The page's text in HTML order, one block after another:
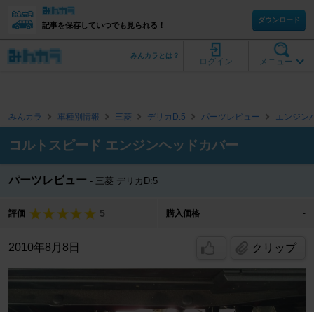
記事を保存していつでも見られる！
ダウンロード
メニュー
ログイン
みんカラとは？
みんカラ 車種別情報 三菱 デリカD:5 パーツレビュー エンジン
コルトスピード エンジンヘッドカバー
パーツレビュー 三菱 デリカD:5
評価 5 購入価格 -
2010年8月8日 クリップ